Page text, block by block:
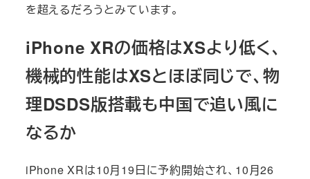
を超えるだろうとみています。
iPhone XRの価格はXSより低く、
機械的性能はXSとほぼ同じで、物
理DSDS版搭載も中国で追い風に
なるか
iPhone XRは10月19日に予約開始され、10月26